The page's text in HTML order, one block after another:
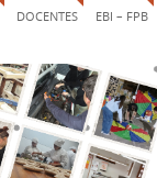
DOCENTES
EBI – FPB